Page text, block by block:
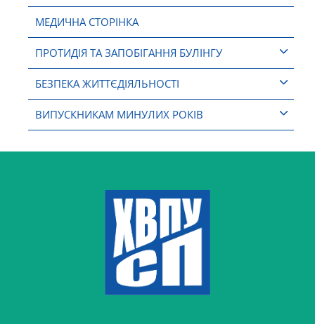
МЕДИЧНА СТОРІНКА
ПРОТИДІЯ ТА ЗАПОБІГАННЯ БУЛІНГУ
БЕЗПЕКА ЖИТТЄДІЯЛЬНОСТІ
ВИПУСКНИКАМ МИНУЛИХ РОКІВ